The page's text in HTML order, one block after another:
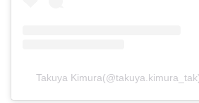
Takuya